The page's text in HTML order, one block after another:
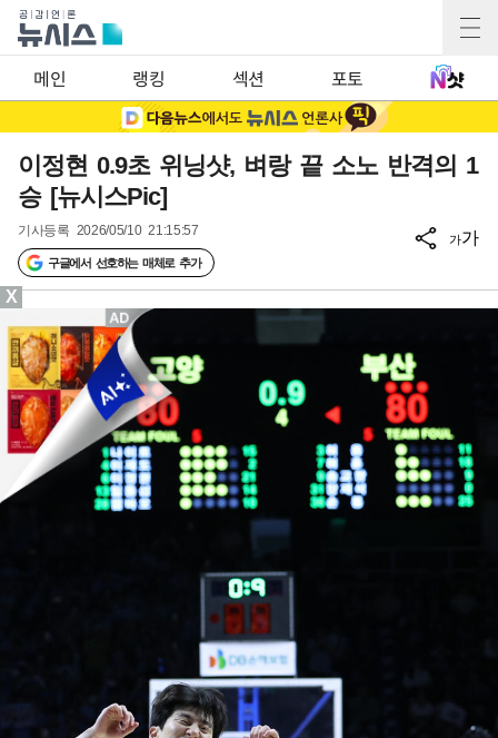
메인 랭킹 섹션 포토
이정현 0.9초 위닝샷, 벼랑 끝 소노 반격의 1
승 [뉴시스Pic]
기사등록 2026/05/10 21:15:57
구글에서 선호하는 매체로 추가
가가
X